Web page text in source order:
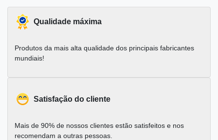
Qualidade máxima
Produtos da mais alta qualidade dos principais fabricantes
mundiais!
Satisfação do cliente
Mais de 90% de nossos clientes estão satisfeitos e nos
recomendam a outras pessoas.